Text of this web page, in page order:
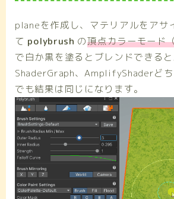
planeを作成し、マテリアルをアサ
て polybrush の頂点カラーモード
で白か黒を塗るとブレンドできると
ShaderGraph、AmplifyShaderど
でも結果は同じになります。